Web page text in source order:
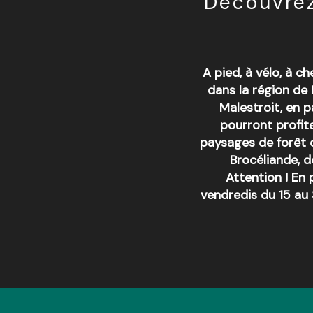
A pied, à vélo, à
dans la région
Malestroit, en
pourront
paysages de forêt
Brocéliande,
Attention ! En
vendredis du 15